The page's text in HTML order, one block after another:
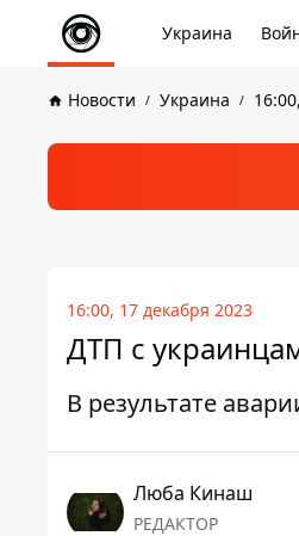
Украина
Новости Украина
16:00, 17 декабря 2023
ДТП с
В результате
Люба Кинаш
РЕДАКТОР